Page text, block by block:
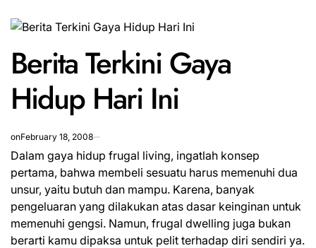
Berita Terkini Gaya
Hidup Hari Ini
onFebruary 18, 2008
Dalam gaya hidup frugal living, ingatlah konsep
pertama, bahwa membeli sesuatu harus memenuhi dua
unsur, yaitu butuh dan mampu. Karena, banyak
pengeluaran yang dilakukan atas dasar keinginan untuk
memenuhi gengsi. Namun, frugal dwelling juga bukan
berarti kamu dipaksa untuk pelit terhadap diri sendiri ya.